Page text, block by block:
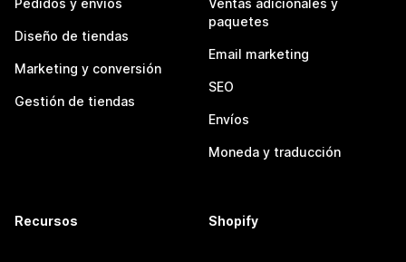
Pedidos y envíos
Diseño de tiendas
Marketing y conversión
Gestión de tiendas
Ventas adicionales y
paquetes
Email marketing
SEO
Envíos
Moneda y traducción
Recursos Shopify